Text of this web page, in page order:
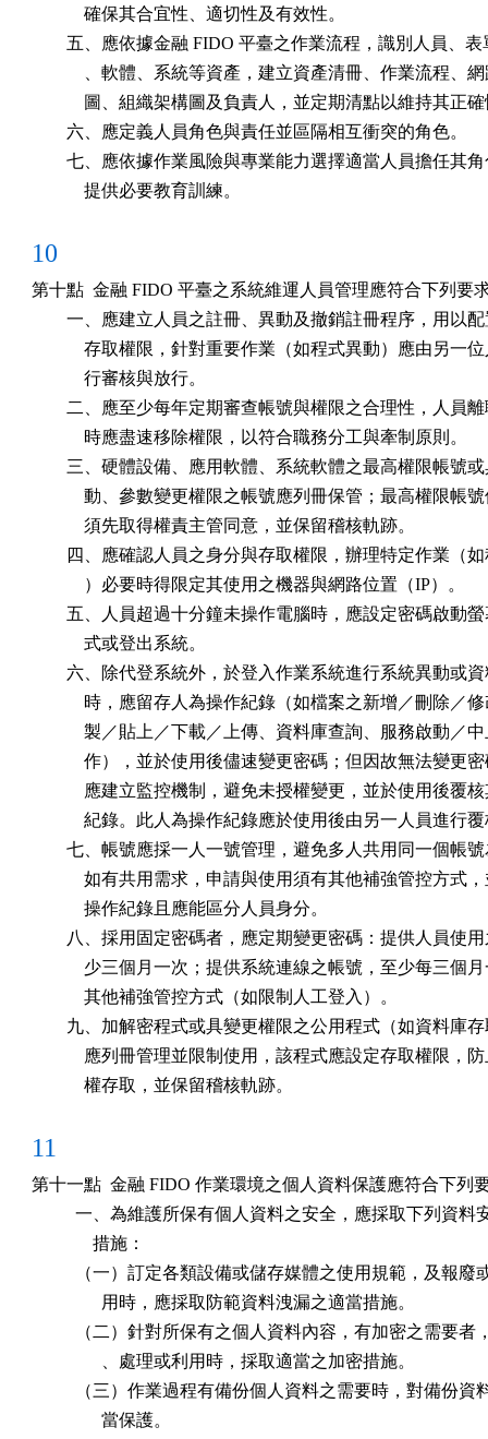
            確保其合宜性、適切性及有效性。
五、應依據金融 FIDO 平臺之作業流程，識別人員、
、軟體、系統等資產，建立資產清冊、作業流程、
圖、組織架構圖及負責人，並定期清點以維持其正
        六、應定義人員角色與責任並區隔相互衝突的角色。
七、應依據作業風險與專業能力選擇適當人員擔任其
            提供必要教育訓練。
10
第十點  金融 FIDO 平臺之系統維運人員管理應符合下列要
一、應建立人員之註冊、異動及撤銷註冊程序，用以
存取權限，針對重要作業（如程式異動）應由另一
            行審核與放行。
二、應至少每年定期審查帳號與權限之合理性，人員
            時應盡速移除權限，以符合職務分工與牽制原則。
三、硬體設備、應用軟體、系統軟體之最高權限帳號
動、參數變更權限之帳號應列冊保管；最高權限帳
            須先取得權責主管同意，並保留稽核軌跡。
四、應確認人員之身分與存取權限，辦理特定作業（
            ）必要時得限定其使用之機器與網路位置（IP）。
五、人員超過十分鐘未操作電腦時，應設定密碼啟動
            式或登出系統。
六、除代登系統外，於登入作業系統進行系統異動或
時，應留存人為操作紀錄（如檔案之新增／刪除／
製／貼上／下載／上傳、資料庫查詢、服務啟動／
作），並於使用後儘速變更密碼；但因故無法變更
應建立監控機制，避免未授權變更，並於使用後覆
紀錄。此人為操作紀錄應於使用後由另一人員進行
七、帳號應採一人一號管理，避免多人共用同一個帳
如有共用需求，申請與使用須有其他補強管控方式
            操作紀錄且應能區分人員身分。
八、採用固定密碼者，應定期變更密碼：提供人員使
少三個月一次；提供系統連線之帳號，至少每三個
            其他補強管控方式（如限制人工登入）。
九、加解密程式或具變更權限之公用程式（如資料庫
應列冊管理並限制使用，該程式應設定存取權限，
            權存取，並保留稽核軌跡。
11
第十一點  金融 FIDO 作業環境之個人資料保護應符合下列
一、為維護所保有個人資料之安全，應採取下列資料
              措施：
（一）訂定各類設備或儲存媒體之使用規範，及報廢
                用時，應採取防範資料洩漏之適當措施。
（二）針對所保有之個人資料內容，有加密之需要者
                、處理或利用時，採取適當之加密措施。
（三）作業過程有備份個人資料之需要時，對備份資
                當保護。